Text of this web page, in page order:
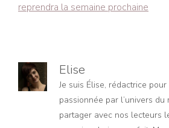
reprendra la semaine prochaine
Elise
Je suis Élise, rédactrice
passionnée par l’univers
partager avec nos lecteurs